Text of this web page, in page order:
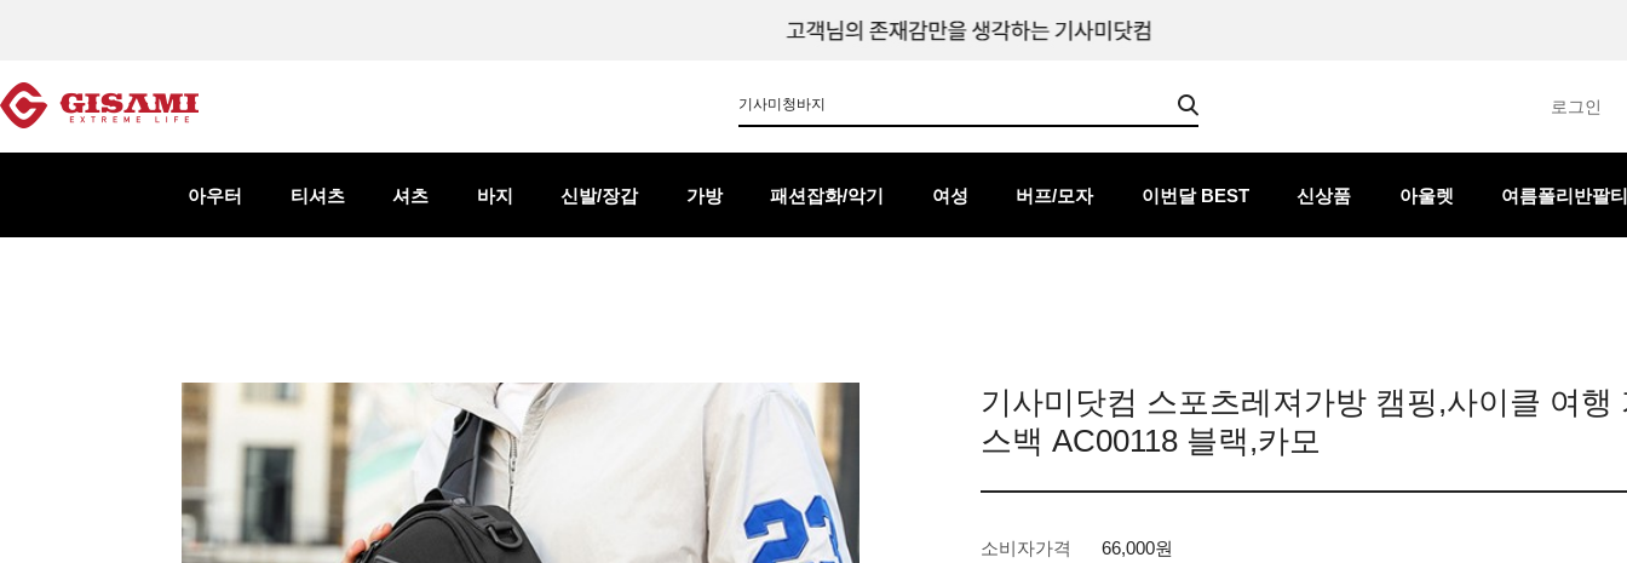
로그인
아우터 티셔츠 셔츠 바지 신발/장갑 가방 패션잡화/악기 여성 버프/모자 이번달 BEST 신상품 아울렛 여름폴리반팔
기사미닷컴 스포츠레져가방 캠핑,사이클 여행
스백 AC00118 블랙,카모
소비자가격 66,000원